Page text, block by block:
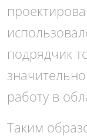
подрядчик
работу в
Таким